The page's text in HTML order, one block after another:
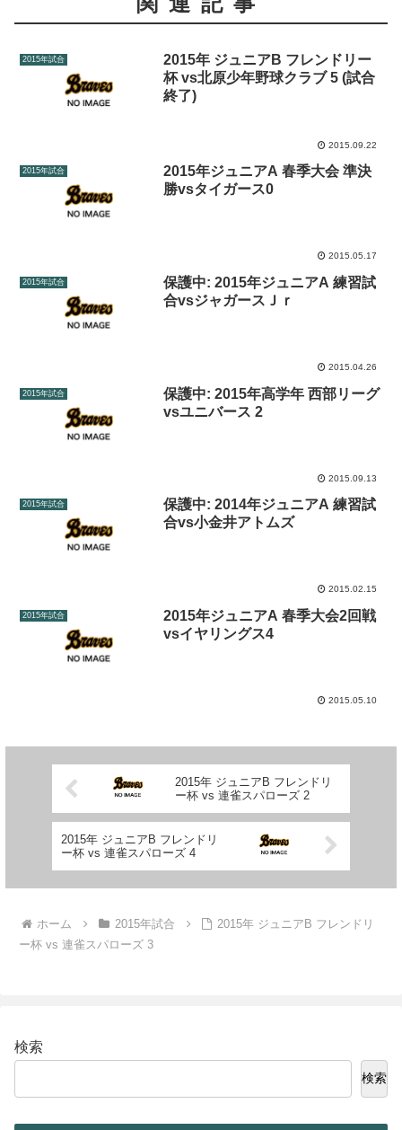
2015年試合
2015年 ジュニアB フレンドリー
杯 vs北原少年野球クラブ 5 (試合
終了)
2015.09.22
2015年試合
2015年ジュニアA 春季大会 準決
勝vsタイガース0
2015.05.17
2015年試合
保護中: 2015年ジュニアA 練習試
合vsジャガースＪｒ
2015.04.26
2015年試合
保護中: 2015年高学年 西部リーグ
vsユニバース 2
2015.09.13
2015年試合
保護中: 2014年ジュニアA 練習試
合vs小金井アトムズ
2015.02.15
2015年試合
2015年ジュニアA 春季大会2回戦
vsイヤリングス4
2015.05.10
2015年 ジュニアB フレンドリ
ー杯 vs 連雀スパローズ 2
2015年 ジュニアB フレンドリ
ー杯 vs 連雀スパローズ 4
ホーム 2015年試合
2015年 ジュニアB フレンドリ
ー杯 vs 連雀スパローズ 3
検索
検索